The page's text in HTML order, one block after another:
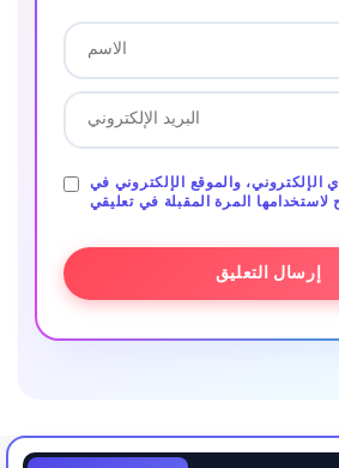
والموقع الإلكتروني في